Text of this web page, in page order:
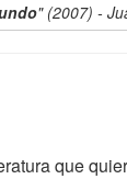
" (2007) -
que